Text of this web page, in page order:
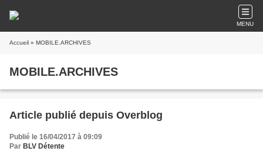
MENU
Accueil » MOBILE.ARCHIVES
MOBILE.ARCHIVES
Article publié depuis Overblog
Publié le 16/04/2017 à 09:09
Par BLV Détente